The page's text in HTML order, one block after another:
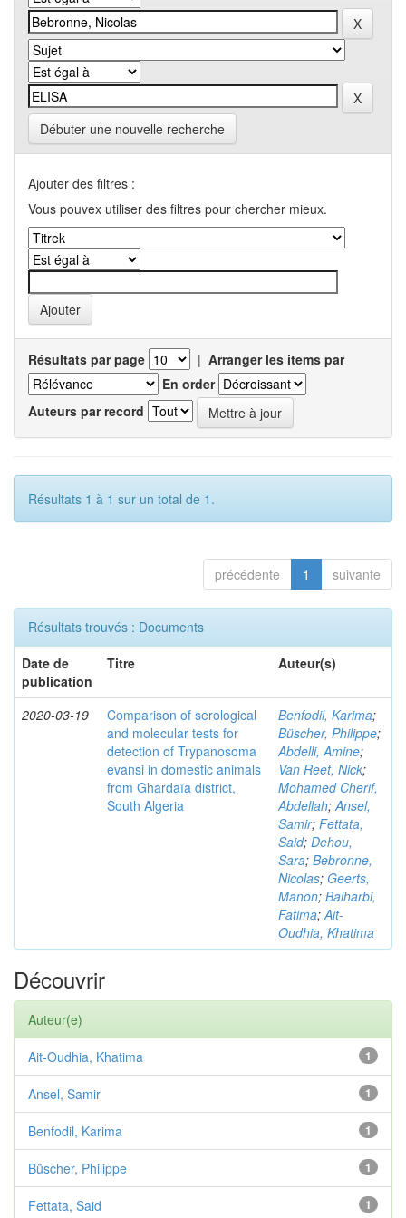
Débuter une nouvelle recherche
Ajouter des filtres :
Vous pouvex utiliser des filtres pour chercher mieux.
Résultats par page | Arranger les items par
En order
Auteurs par record
Résultats 1 à 1 sur un total de 1.
précédente 1 suivante
Résultats trouvés : Documents
Date de
publication
Titre Auteur(s)
2020-03-19
Comparison of serological
and molecular tests for
detection of Trypanosoma
evansi in domestic animals
from Ghardaïa district,
South Algeria
Benfodil, Karima;
Büscher, Philippe;
Abdelli, Amine;
Van Reet, Nick;
Mohamed Cherif,
Abdellah;Ansel,
Samir; Fettata,
Said; Dehou,
Sara; Bebronne,
Nicolas; Geerts,
Manon; Balharbi,
Fatima;Ait-
Oudhia, Khatima
Découvrir
Auteur(e)
1
Ait-Oudhia, Khatima
1
Ansel, Samir
1
Benfodil, Karima
1
Büscher, Philippe
1
Fettata, Said